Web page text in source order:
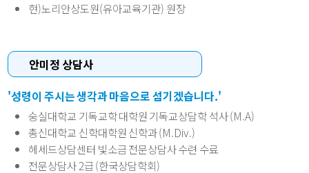
현)노리안상도원(유아교육기관) 원장
안미정 상담사
'성령이 주시는 생각과 마음으로 섬기겠습니다.'
숭실대학교 기독교학 대학원 기독교상담학 석사 (M.A)
총신대학교 신학대학원 신학과 (M.Div.)
헤세드상담센터 빛소금 전문상담사 수련 수료
전문상담사 2급 (한국상담학회)